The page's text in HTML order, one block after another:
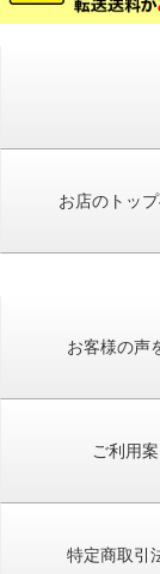
お店のトッ
お客様の声
ご利用
特定商取引